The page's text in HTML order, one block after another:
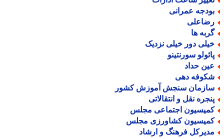
عمرانی
ها
دور خیلی نزدیک
سورنتینو
حداد
دهی
سنجش آموزش کشور
نقل و انتقالاتی
اجتماعی مجلس
کشاورزی مجلس
فرهنگ و ارشاد